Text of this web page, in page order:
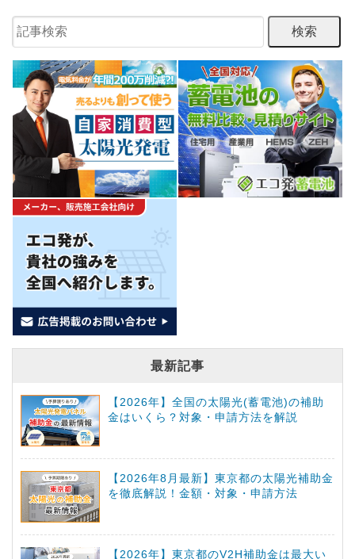
最新記事
【2026年】全国の太陽光(蓄電池)の補助
金はいくら？対象・申請方法を解説
【2026年8月最新】東京都の太陽光補助金
を徹底解説！金額・対象・申請方法
【2026年】東京都のV2H補助金は最大い